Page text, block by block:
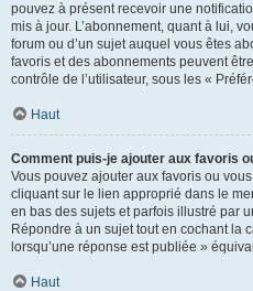
pouvez à présent recevoir une
mis à jour. L’abonnement, quant à lui,
forum ou d’un sujet auquel vous êtes
favoris et des abonnements peuvent
contrôle de l’utilisateur, sous les «
Haut
Comment puis-je ajouter aux favoris
Vous pouvez ajouter aux favoris ou
cliquant sur le lien approprié dans le
en bas des sujets et parfois illustré par
Répondre à un sujet tout en cochant la
lorsqu’une réponse est publiée »
Haut